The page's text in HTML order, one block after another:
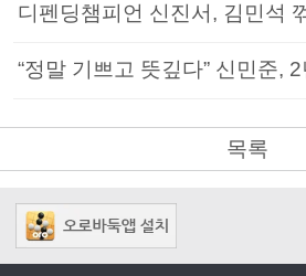
디펜딩챔피언 신진서, 김민석
“정말 기쁘고 뜻깊다” 신민준,
목록